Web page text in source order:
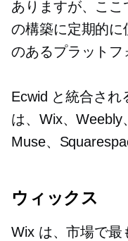
ありますが、こ
の構築に定期的
のあるプラットフ
Ecwid と統合され
は、Wix、Weebly
Muse、
ウィックス
Wix は、市場で最